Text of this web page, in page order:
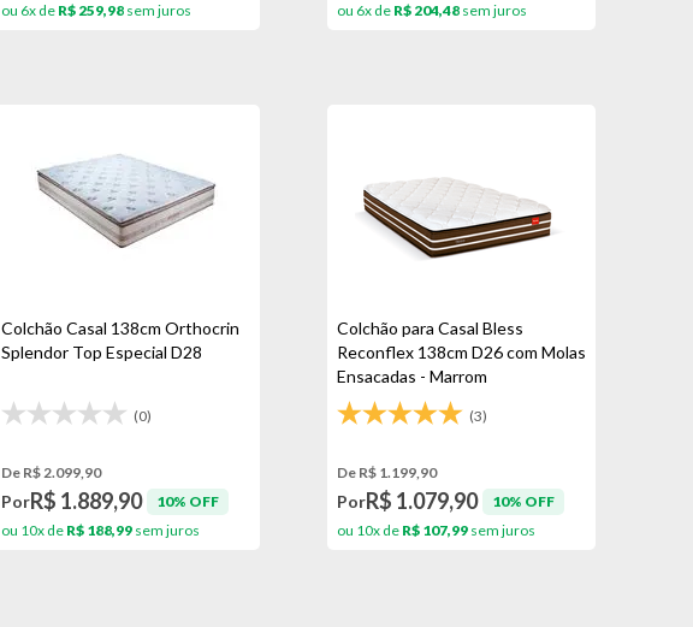
ou 6x de R$ 259,98 sem juros
ou 6x de R$ 204,48sem juros
Colchão Casal 138cm Orthocrin
Splendor Top Especial D28
(0)
De R$ 2.099,90
PorR$ 1.889,90
10% OFF
ou 10x de R$ 188,99 sem juros
Colchão para Casal Bless
Reconflex 138cm D26 com Molas
Ensacadas - Marrom
(3)
De R$ 1.199,90
PorR$ 1.079,90
10% OFF
ou 10x de R$ 107,99sem juros